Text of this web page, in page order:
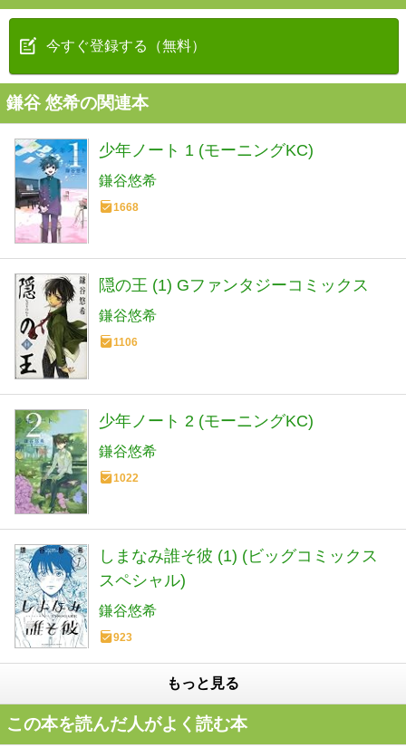
今すぐ登録する（無料）
鎌谷 悠希の関連本
少年ノート 1 (モーニングKC)
鎌谷悠希
1668
隠の王 (1) Gファンタジーコミックス
鎌谷悠希
1106
少年ノート 2 (モーニングKC)
鎌谷悠希
1022
しまなみ誰そ彼 (1) (ビッグコミックス
スペシャル)
鎌谷悠希
923
もっと見る
この本を読んだ人がよく読む本